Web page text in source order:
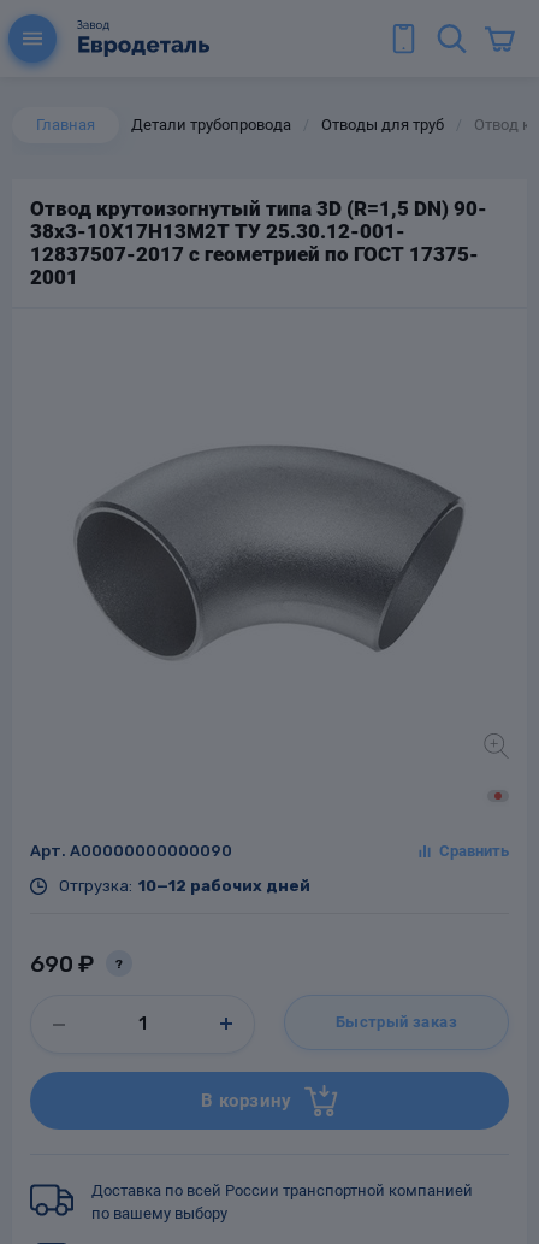
Главная Детали трубопровода Отводы для труб Отвод
Отвод крутоизогнутый типа 3D (R=1,5 DN) 90-
38х3-10Х17Н13М2Т ТУ 25.30.12-001-
12837507-2017 с геометрией по ГОСТ 17375-
2001
Арт. A00000000000090
Отгрузка: 10—12 рабочих дней
690 ₽ ?
Быстрый заказ
В корзину
Доставка по всей России транспортной компанией
по вашему выбору
для труб
Колена для труб
Тройники стальные